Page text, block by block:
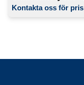
Kontakta oss för pris